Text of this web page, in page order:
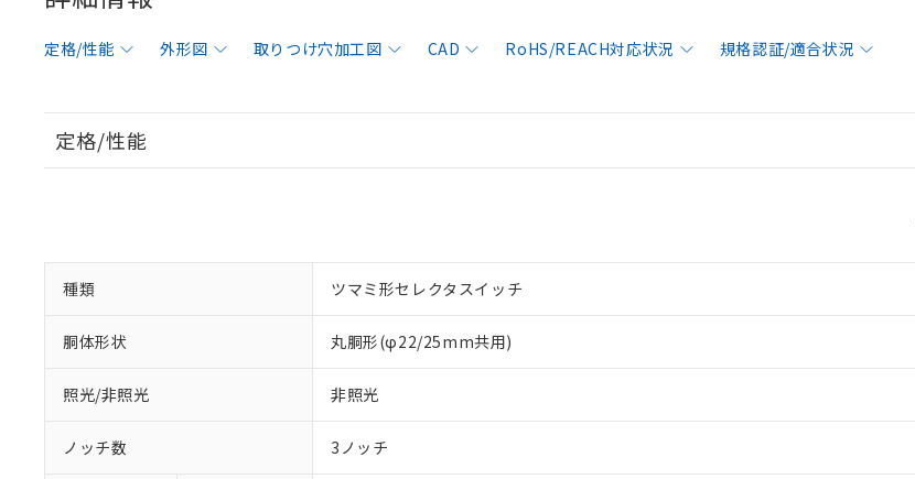
定格/性能 外形図 取りつけ穴加工図 CAD RoHS/REACH対応状況 規格認証/適合状況
定格/性能
種類 ツマミ形セレクタスイッチ
胴体形状 丸胴形(φ22/25mm共用)
照光/非照光 非照光
ノッチ数 3ノッチ